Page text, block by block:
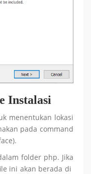
Instalasi
menentukan lokasi
pada command
folder php. Jika
ini akan berada di